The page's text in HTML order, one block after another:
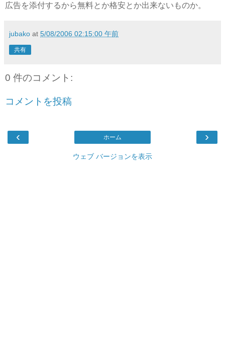
広告を添付するから無料とか格安とか出来ないものか。
jubako at 5/08/2006 02:15:00 午前
共有
0 件のコメント:
コメントを投稿
‹ ›
ホーム
ウェブ バージョンを表示